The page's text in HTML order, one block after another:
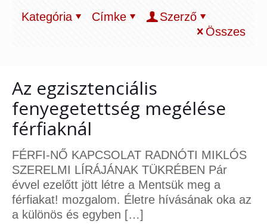
Kategória Címke
Szerző
Összes
Az egzisztenciális
fenyegetettség megélése
férfiaknál
FÉRFI-NŐ KAPCSOLAT RADNÓTI MIKLÓS
SZERELMI LÍRÁJÁNAK TÜKRÉBEN Pár
évvel ezelőtt jött létre a Mentsük meg a
férfiakat! mozgalom. Életre hívásának oka az
a különös és egyben […]